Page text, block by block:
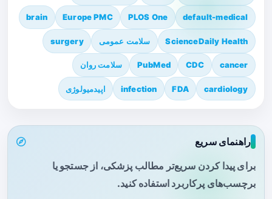
default-medical
PLOS One
Europe PMC
brain
ScienceDaily Health سلامت عمومی surgery
cancer
CDC
PubMed سلامت روان
cardiology
FDA
infection اپیدمیولوژی
راهنمای سریع
برای پیدا کردن سریع‌تر مطالب پزشکی، از جستجو یا
برچسب‌های پرکاربرد استفاده کنید.